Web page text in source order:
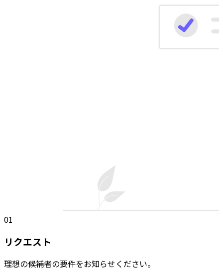
01
リクエスト
理想の候補者の要件をお知らせください。